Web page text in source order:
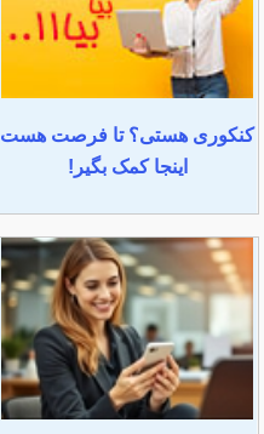
کنکوری هستی؟ تا فرصت هست
اینجا کمک بگیر!